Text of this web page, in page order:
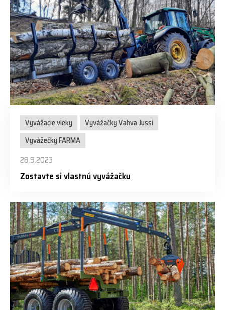
Vyvážacie vleky
Vyvážačky Vahva Jussi
Vyvážečky FARMA
28.9.2023
Zostavte si vlastnú vyvážačku